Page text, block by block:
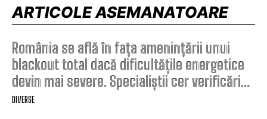
ARTICOLE ASEMANATOARE
România se află în fața amenințării unui
blackout total dacă dificultățile energetice
devin mai severe. Specialiștii cer verificări…
DIVERSE